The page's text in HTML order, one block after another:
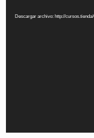
vídeo
Descargar archivo: http://